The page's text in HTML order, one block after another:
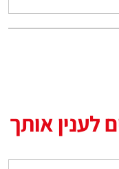
לענין אותך